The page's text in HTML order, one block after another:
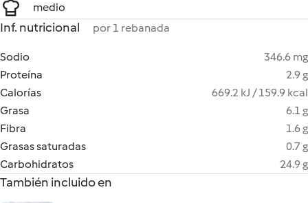
medio
Inf. nutricional por 1 rebanada
Sodio
346.6 mg
Proteína
2.9 g
Calorías
669.2 kJ / 159.9 kcal
Grasa
6.1 g
Fibra
1.6 g
Grasas saturadas
0.7 g
Carbohidratos
24.9 g
También incluido en